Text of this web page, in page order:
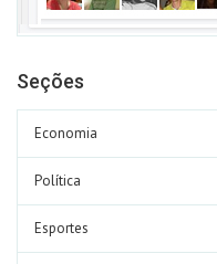
Seções
Economia
Política
Esportes